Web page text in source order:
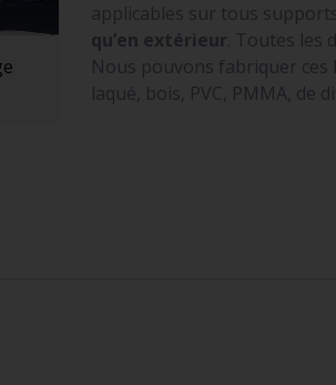
applicables sur tous
qu’en extérieur. Toutes les
Nous pouvons fabriquer ces
laqué, bois, PVC, PMMA, de